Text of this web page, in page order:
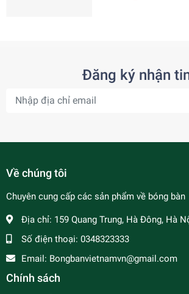
Đăng ký nhận
Về chúng tôi
Chuyên cung cấp các sản phẩm về bóng bàn
Địa chỉ: 159 Quang Trung, Hà Đông, Hà
Số điện thoại: 0348323333
Email: Bongbanvietnamvn@gmail.com
Chính sách